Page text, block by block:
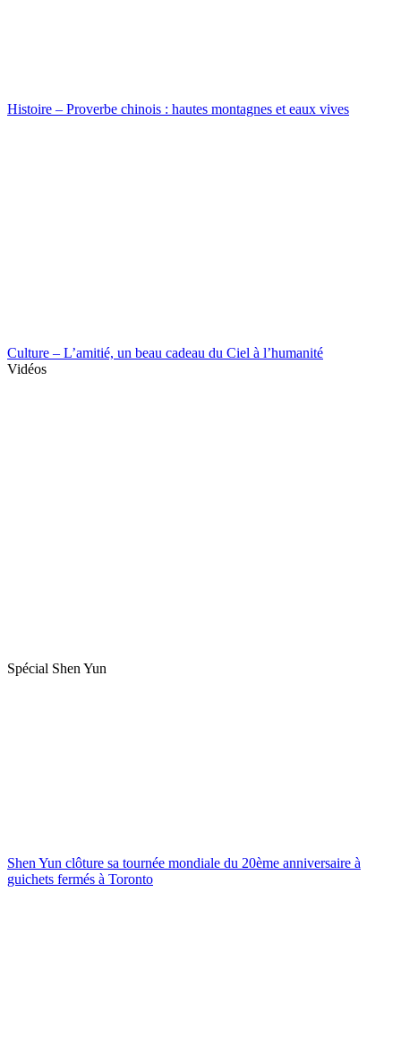
Histoire – Proverbe chinois : hautes montagnes et eaux vives
Culture – L’amitié, un beau cadeau du Ciel à l’humanité
Vidéos
Spécial Shen Yun
Shen Yun clôture sa tournée mondiale du 20ème anniversaire à
guichets fermés à Toronto